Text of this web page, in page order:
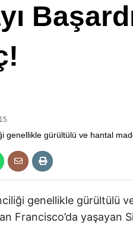
genellikle gürültülü
Francisco’da yaşayan